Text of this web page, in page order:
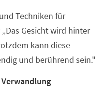
Techniken für
Gesicht wird hinter
kann diese
und berührend sein."